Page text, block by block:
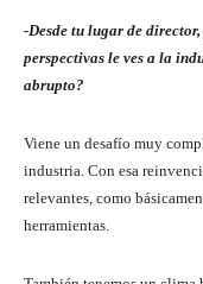
-Desde tu lugar de
perspectivas le ves a la
abrupto?
Viene un desafío muy
industria. Con esa
relevantes, como
herramientas.